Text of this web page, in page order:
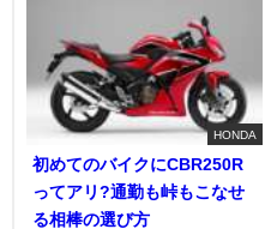
HONDA
初めてのバイクにCBR250R
ってアリ?通勤も峠もこなせ
る相棒の選び方